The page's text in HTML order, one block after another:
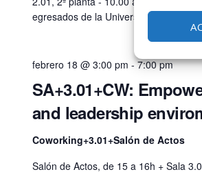
egresados de la Universidad de
SA+3.01+CW:
and leadership
febrero 18 @ 3:00 pm -7:00 pm
Coworking+3.01+Salón de Actos
Salón de Actos, de 15 a 16h + Sala